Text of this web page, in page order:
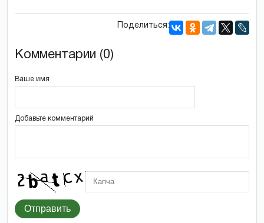
Поделиться:
Комментарии (0)
Ваше имя
Добавьте комментарий
Отправить